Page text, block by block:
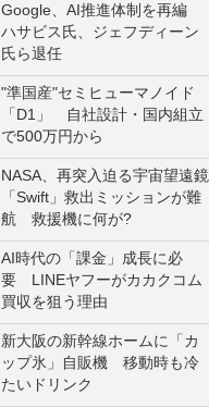
Google、AI推進体制を再編
ハサビス氏、ジェフディーン
氏ら退任
"準国産"セミヒューマノイド
「D1」 自社設計・国内組立
で500万円から
NASA、再突入迫る宇宙望遠鏡
「Swift」救出ミッションが難
航 救援機に何が?
AI時代の「課金」成長に必
要 LINEヤフーがカカクコム
買収を狙う理由
新大阪の新幹線ホームに「カ
ップ氷」自販機 移動時も冷
たいドリンク